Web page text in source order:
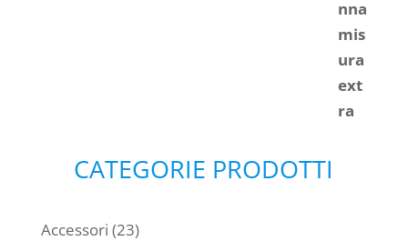
CATEGORIE PRODOTTI
Accessori 2323